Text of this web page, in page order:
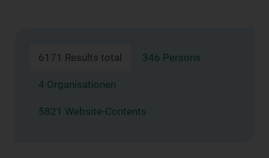
6171 Results total 346 Persons
4 Organisationen
5821 Website-Contents